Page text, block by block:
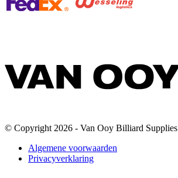
© Copyright 2026 - Van Ooy Billiard Supplies
Algemene voorwaarden
Privacyverklaring